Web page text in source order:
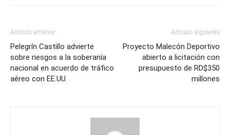
Artículo anterior
Pelegrín Castillo advierte
sobre riesgos a la soberanía
nacional en acuerdo de tráfico
aéreo con EE.UU.
Artículo siguiente
Proyecto Malecón Deportivo
abierto a licitación con
presupuesto de RD$350
millones